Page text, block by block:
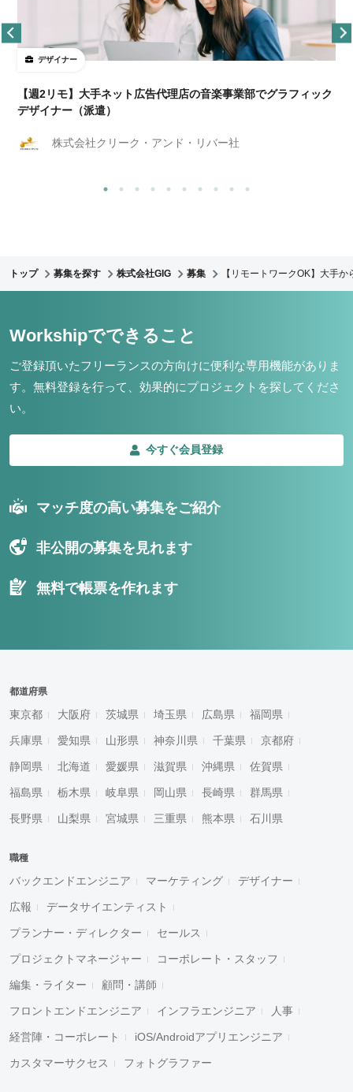
デザイナー
【週2リモ】大手ネット広告代理店の音楽事業部でグラフィック
デザイナー（派遣）
株式会社クリーク・アンド・リバー社
トップ 募集を探す 株式会社GIG 募集 【リモートワークOK】大手
Workshipでできること
ご登録頂いたフリーランスの方向けに便利な専用機能がありま
す。 無料登録を行って、効果的にプロジェクトを探してくださ
い。
今すぐ会員登録
マッチ度の高い募集をご紹介
非公開の募集を見れます
無料で帳票を作れます
都道府県
東京都 大阪府 茨城県 埼玉県 広島県 福岡県
兵庫県 愛知県 山形県 神奈川県 千葉県 京都府
静岡県 北海道 愛媛県 滋賀県 沖縄県 佐賀県
福島県 栃木県 岐阜県 岡山県 長崎県 群馬県
長野県 山梨県 宮城県 三重県 熊本県 石川県
職種
バックエンドエンジニア マーケティング デザイナー
広報 データサイエンティスト
プランナー・ディレクター セールス
プロジェクトマネージャー コーポレート・スタッフ
編集・ライター 顧問・講師
フロントエンドエンジニア インフラエンジニア 人事
経営陣・コーポレート iOS/Androidアプリエンジニア
カスタマーサクセス フォトグラファー